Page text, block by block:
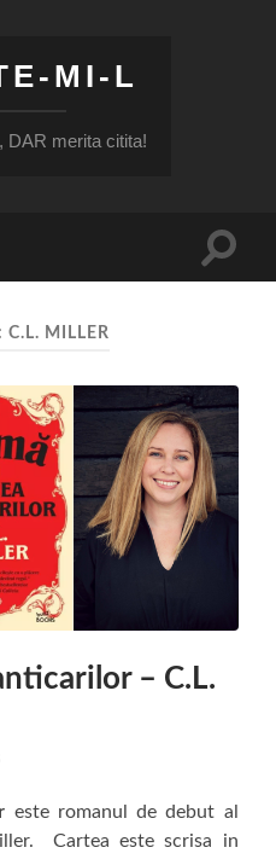
MI-L
DAR merita citita!
Toggle
C.L. MILLER
– C.L.
este romanul de debut al
Cartea este scrisa in